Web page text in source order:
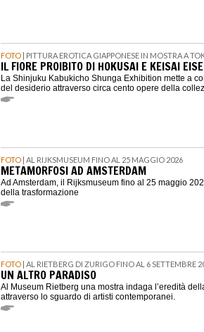
FOTO | PITTURA EROTICA GIAPPONESE IN MOSTRA A
IL FIORE PROIBITO DI HOKUSAI E KEISAI
La Shinjuku Kabukicho Shunga Exhibition mette a
del desiderio attraverso circa cento opere della
FOTO | AL RIJKSMUSEUM FINO AL 25 MAGGIO 2026
METAMORFOSI AD AMSTERDAM
Ad Amsterdam, il Rijksmuseum fino al 25 maggio
della trasformazione
FOTO | AL RIETBERG DI ZURIGO FINO AL 6 SETTEMBRE
UN ALTRO PARADISO
Al Museum Rietberg una mostra indaga l’eredità
attraverso lo sguardo di artisti contemporanei.